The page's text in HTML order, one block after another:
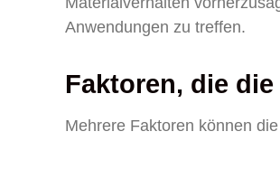
Anwendungen zu treffen.
Faktoren, die
Mehrere Faktoren können